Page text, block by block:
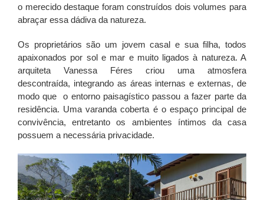
o merecido destaque foram construídos dois volumes para
abraçar essa dádiva da natureza.
Os proprietários são um jovem casal e sua filha, todos
apaixonados por sol e mar e muito ligados à natureza. A
arquiteta Vanessa Féres criou uma atmosfera
descontraída, integrando as áreas internas e externas, de
modo que
o entorno paisagístico passou a fazer parte da
residência. Uma varanda coberta é o espaço principal de
convivência, entretanto os ambientes íntimos da casa
possuem a necessária privacidade.